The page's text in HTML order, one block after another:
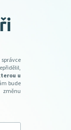
správce
u
bude